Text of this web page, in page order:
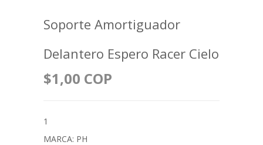
Soporte Amortiguador
Delantero Espero Racer Cielo
$1,00 COP
1
MARCA: PH